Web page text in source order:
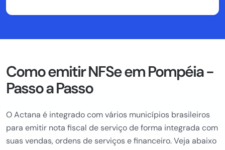
Como emitir NFSe em Pompéia -
Passo a Passo
O Actana é integrado com vários municípios brasileiros
para emitir nota fiscal de serviço de forma integrada com
suas vendas, ordens de serviços e financeiro. Veja abaixo